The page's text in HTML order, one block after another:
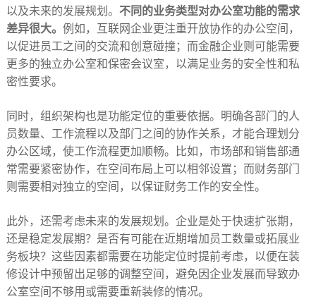
以及未来的发展规划。 不同的业务类型对办公室功能的需求
差异很大。 例如，互联网企业更注重开放协作的办公空间，
以促进员工之间的交流和创意碰撞；而金融企业则可能需要
更多的独立办公室和保密会议室，以满足业务的安全性和私
密性要求。​
同时，组织架构也是功能定位的重要依据。明确各部门的人
员数量、工作流程以及部门之间的协作关系，才能合理划分
办公区域，使工作流程更加顺畅。比如，市场部和销售部通
常需要紧密协作，在空间布局上可以相邻设置；而财务部门
则需要相对独立的空间，以保证财务工作的安全性。​
此外，还需考虑未来的发展规划。企业是处于快速扩张期，
还是稳定发展期？是否有可能在近期增加员工数量或拓展业
务板块？这些因素都需要在功能定位时提前考虑，以便在装
修设计中预留出足够的调整空间，避免因企业发展而导致办
公室空间不够用或需要重新装修的情况。​